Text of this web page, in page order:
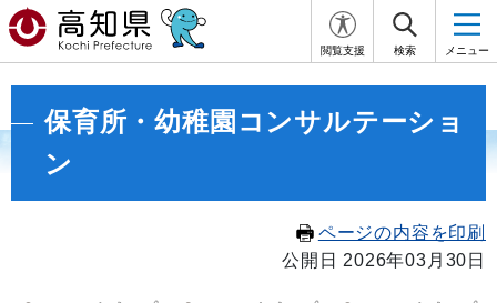
閲覧支援 検索 メニュー
保育所・幼稚園コンサルテーショ
ン
ページの内容を印刷
公開日 2026年03月30日